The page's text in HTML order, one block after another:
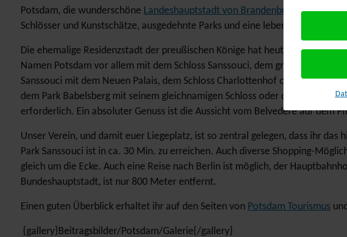
Potsdam, die wunderschöne Landeshauptstadt von Brandenburg
, ist
Schlösser und Kunstschätze, ausgedehnte Parks und eine lebendige
Die ehemalige Residenzstadt der preußischen Könige hat heute eine
Namen Potsdam vor allem mit dem Schloss Sanssouci, dem größten Park-
Sanssouci mit dem Neuen Palais, dem Schloss Charlottenhof oder dem
dem Park Babelsberg mit seinem gleichnamigen Schloss oder den Neuen
erforderlich. Ein absoluter Genuss ist die Aussicht vom Belvedere auf dem
Unser Verein, und damit euer Liegeplatz, ist so zentral gelegen, dass ihr
Park Sanssouci ist in ca. 30 Min. zu erreichen. Auch diverse Shopping-
gleich um die Ecke. Auch eine Reise nach Berlin ist möglich, der
Bundeshauptstadt, ist nur 800 Meter entfernt.
Einen guten Überblick erhaltet ihr auf den Seiten von Potsdam Tourismus
{gallery}Beitragsbilder/Potsdam/Galerie{/gallery}